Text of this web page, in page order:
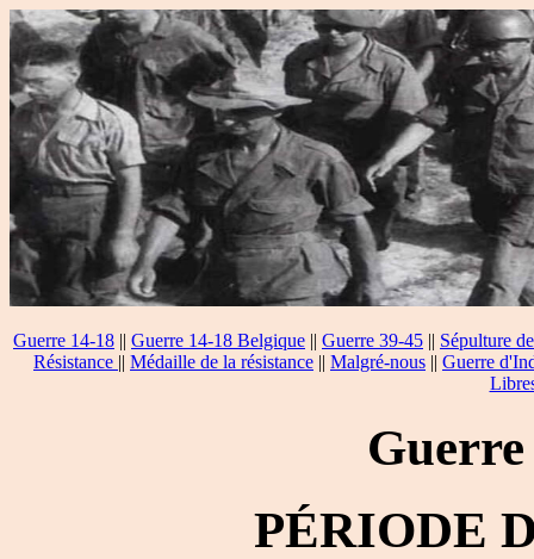
Guerre 14-18 || Guerre 14-18 Belgique || Guerre 39-45 || Sépulture
Résistance || Médaille de la résistance || Malgré-nous || Guerre
PÉRIODE